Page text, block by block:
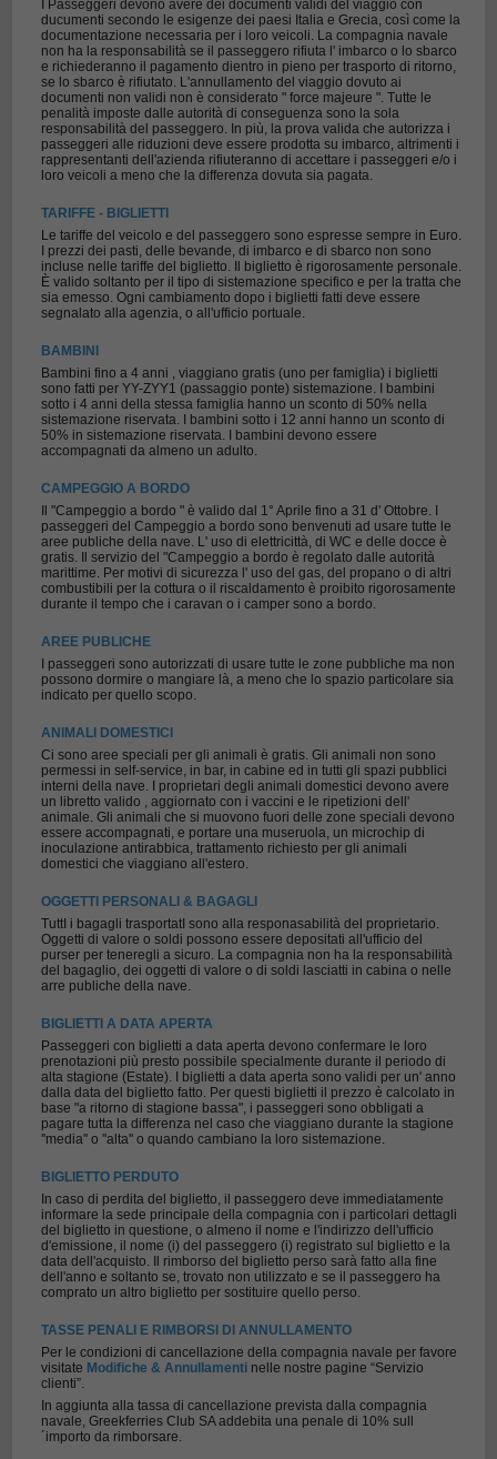
I Passeggeri devono avere dei documenti validi del viaggio con
ducumenti secondo le esigenze dei paesi Italia e Grecia, così come la
documentazione necessaria per i loro veicoli. La compagnia navale
non ha la responsabilità se il passeggero rifiuta l' imbarco o lo sbarco
e richiederanno il pagamento dientro in pieno per trasporto di ritorno,
se lo sbarco è rifiutato. L'annullamento del viaggio dovuto ai
documenti non validi non è considerato " force majeure ". Tutte le
penalità imposte dalle autorità di conseguenza sono la sola
responsabilità del passeggero. In più, la prova valida che autorizza i
passeggeri alle riduzioni deve essere prodotta su imbarco, altrimenti i
rappresentanti dell'azienda rifiuteranno di accettare i passeggeri e/o i
loro veicoli a meno che la differenza dovuta sia pagata.
TARIFFE - BIGLIETTI
Le tariffe del veicolo e del passeggero sono espresse sempre in Euro.
I prezzi dei pasti, delle bevande, di imbarco e di sbarco non sono
incluse nelle tariffe del biglietto. Il biglietto è rigorosamente personale.
È valido soltanto per il tipo di sistemazione specifico e per la tratta che
sia emesso. Ogni cambiamento dopo i biglietti fatti deve essere
segnalato alla agenzia, o all'ufficio portuale.
BAMBINI
Bambini fino a 4 anni , viaggiano gratis (uno per famiglia) i biglietti
sono fatti per YY-ZYY1 (passaggio ponte) sistemazione. I bambini
sotto i 4 anni della stessa famiglia hanno un sconto di 50% nella
sistemazione riservata. I bambini sotto i 12 anni hanno un sconto di
50% in sistemazione riservata. I bambini devono essere
accompagnati da almeno un adulto.
CAMPEGGIO A BORDO
Il "Campeggio a bordo " è valido dal 1° Aprile fino a 31 d' Ottobre. I
passeggeri del Campeggio a bordo sono benvenuti ad usare tutte le
aree publiche della nave. L' uso di elettricittà, di WC e delle docce è
gratis. Il servizio del "Campeggio a bordo è regolato dalle autorità
marittime. Per motivi di sicurezza l' uso del gas, del propano o di altri
combustibili per la cottura o il riscaldamento è proibito rigorosamente
durante il tempo che i caravan o i camper sono a bordo.
AREE PUBLICHE
I passeggeri sono autorizzati di usare tutte le zone pubbliche ma non
possono dormire o mangiare là, a meno che lo spazio particolare sia
indicato per quello scopo.
ANIMALI DOMESTICI
Ci sono aree speciali per gli animali è gratis. Gli animali non sono
permessi in self-service, in bar, in cabine ed in tutti gli spazi pubblici
interni della nave. I proprietari degli animali domestici devono avere
un libretto valido , aggiornato con i vaccini e le ripetizioni dell'
animale. Gli animali che si muovono fuori delle zone speciali devono
essere accompagnati, e portare una museruola, un microchip di
inoculazione antirabbica, trattamento richiesto per gli animali
domestici che viaggiano all'estero.
OGGETTI PERSONALI & BAGAGLI
TuttI i bagagli trasportatI sono alla responasabilità del proprietario.
Oggetti di valore o soldi possono essere depositati all'ufficio del
purser per teneregli a sicuro. La compagnia non ha la responsabilità
del bagaglio, dei oggetti di valore o di soldi lasciatti in cabina o nelle
arre publiche della nave.
BIGLIETTI A DATA APERTA
Passeggeri con biglietti a data aperta devono confermare le loro
prenotazioni più presto possibile specialmente durante il periodo di
alta stagione (Estate). I biglietti a data aperta sono validi per un' anno
dalla data del biglietto fatto. Per questi biglietti il prezzo è calcolato in
base "a ritorno di stagione bassa", i passeggeri sono obbligati a
pagare tutta la differenza nel caso che viaggiano durante la stagione
''media'' o ''alta'' o quando cambiano la loro sistemazione.
BIGLIETTO PERDUTO
In caso di perdita del biglietto, il passeggero deve immediatamente
informare la sede principale della compagnia con i particolari dettagli
del biglietto in questione, o almeno il nome e l'indirizzo dell'ufficio
d'emissione, il nome (i) del passeggero (i) registrato sul biglietto e la
data dell'acquisto. Il rimborso del biglietto perso sarà fatto alla fine
dell'anno e soltanto se, trovato non utilizzato e se il passeggero ha
comprato un altro biglietto per sostituire quello perso.
TASSE PENALI E RIMBORSI DI ANNULLAMENTO
Per le condizioni di cancellazione della compagnia navale per favore
visitate Modifiche & Annullamenti nelle nostre pagine “Servizio
clienti”.
In aggiunta alla tassa di cancellazione prevista dalla compagnia
navale, Greekferries Club SA addebita una penale di 10% sull
´importo da rimborsare.